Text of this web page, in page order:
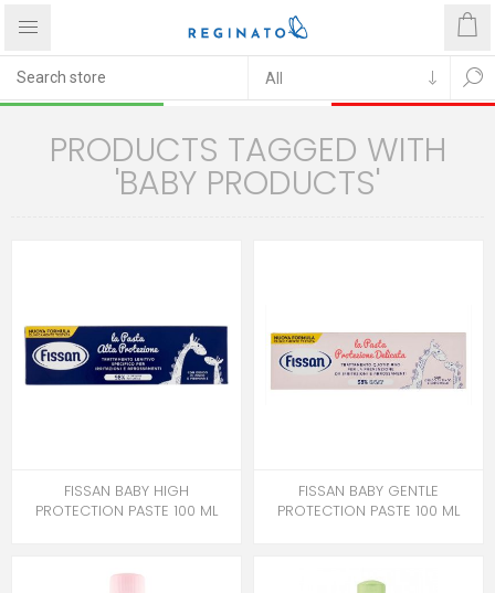
PRODUCTS TAGGED WITH
'BABY PRODUCTS'
FISSAN BABY HIGH
PROTECTION PASTE 100 ML
FISSAN BABY GENTLE
PROTECTION PASTE 100 ML